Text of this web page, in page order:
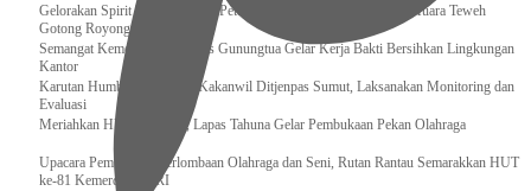
Gelorakan Spirit Kemerdekaan, Petugas dan Warga Binaan Lapas Muara Teweh
Gotong Royong Kurve Masjid
Semangat Kemerdekaan, Lapas Gunungtua Gelar Kerja Bakti Bersihkan Lingkungan
Kantor
Karutan Humbahas Sambut Kakanwil Ditjenpas Sumut, Laksanakan Monitoring dan
Evaluasi
Meriahkan HUT RI ke-81, Lapas Tahuna Gelar Pembukaan Pekan Olahraga
Upacara Pembukaan Perlombaan Olahraga dan Seni, Rutan Rantau Semarakkan HUT
ke-81 Kemerdekaan RI